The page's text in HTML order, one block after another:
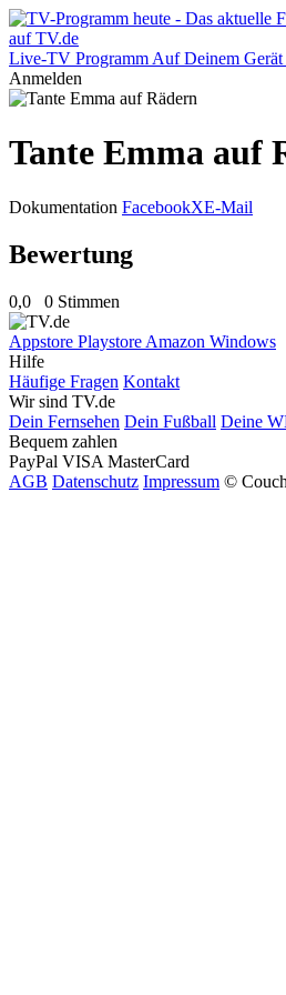
Live-TV Programm Auf Deinem Gerät
Anmelden
Tante Emma auf
Dokumentation FacebookXE-Mail
Bewertung
0,0 0 Stimmen
Appstore Playstore Amazon Windows
Hilfe
Häufige Fragen Kontakt
Wir sind TV.de
Dein Fernsehen Dein Fußball Deine
Bequem zahlen
PayPal VISA MasterCard
AGB Datenschutz Impressum ©